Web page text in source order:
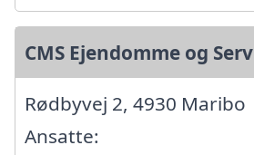
CMS Ejendomme og
Rødbyvej 2, 4930 Maribo
Ansatte: